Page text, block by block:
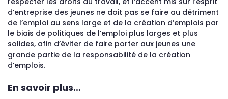
d’entreprise des jeunes ne doit pas se faire au détriment
de l’emploi au sens large et de la création d’emplois par
le biais de politiques de l’emploi plus larges et plus
solides, afin d’éviter de faire porter aux jeunes une
grande partie de la responsabilité de la création
d’emplois.
En savoir plus…